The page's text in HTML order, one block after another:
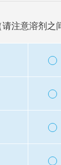
注意溶剂之